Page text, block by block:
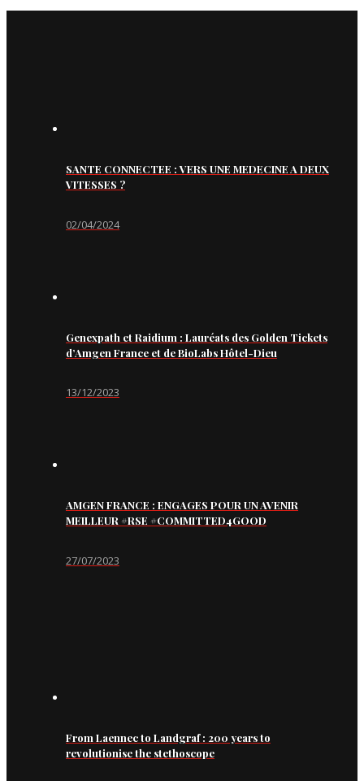
SANTE CONNECTEE : VERS UNE MEDECINE A DEUX
VITESSES ?
02/04/2024
Genexpath et Raidium : Lauréats des Golden Tickets
d’Amgen France et de BioLabs Hôtel-Dieu
13/12/2023
AMGEN FRANCE : ENGAGES POUR UN AVENIR
MEILLEUR #RSE #COMMITTED4GOOD
27/07/2023
From Laennec to Landgraf : 200 years to
revolutionise the stethoscope